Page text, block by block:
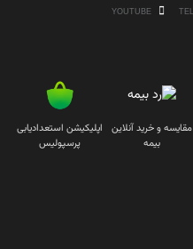
مقایسه و خرید آنلاین
بیمه
اپلیکیشن استعدادیابی
پرسپولیس